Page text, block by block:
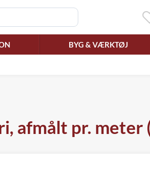
BYG & VÆRKTØJ
afmålt pr. meter